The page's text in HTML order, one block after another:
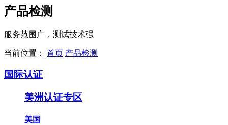
产品检测
服务范围广，测试技术强
当前位置： 首页 产品检测
国际认证
美洲认证专区
美国